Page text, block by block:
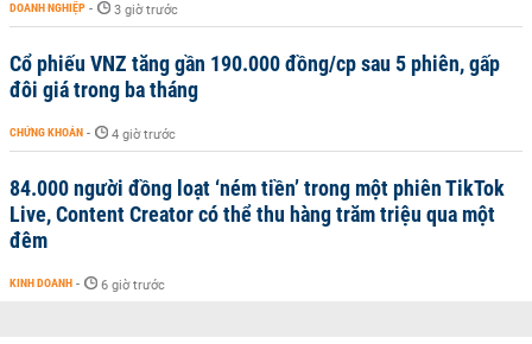
DOANH NGHIỆP - 3 giờ trước
Cổ phiếu VNZ tăng gần 190.000 đồng/cp sau 5 phiên, gấp
đôi giá trong ba tháng
CHỨNG KHOÁN - 4 giờ trước
84.000 người đồng loạt ‘ném tiền’ trong một phiên TikTok
Live, Content Creator có thể thu hàng trăm triệu qua một
đêm
KINH DOANH - 6 giờ trước